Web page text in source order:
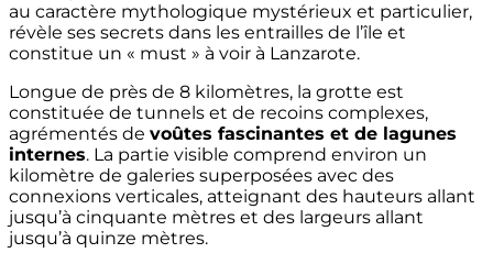
au caractère mythologique mystérieux et particulier,
révèle ses secrets dans les entrailles de l’île et
constitue un « must » à voir à Lanzarote.
Longue de près de 8 kilomètres, la grotte est
constituée de tunnels et de recoins complexes,
agrémentés de voûtes fascinantes et de lagunes
internes. La partie visible comprend environ un
kilomètre de galeries superposées avec des
connexions verticales, atteignant des hauteurs allant
jusqu’à cinquante mètres et des largeurs allant
jusqu’à quinze mètres.